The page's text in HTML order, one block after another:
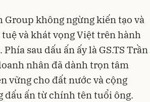
Group không ngừng kiến tạo và
và khát vọng Việt trên hành
sau dấu ấn ấy là GS.TS Trần
nhân đã dành trọn tâm
vững cho đất nước và cộng
dấu ấn từ chính tên tuổi ông.